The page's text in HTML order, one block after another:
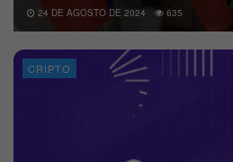
24 DE AGOSTO DE 2024 635
CRIPTO